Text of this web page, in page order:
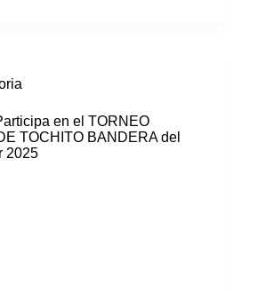
en el TORNEO
TOCHITO BANDERA del
2025